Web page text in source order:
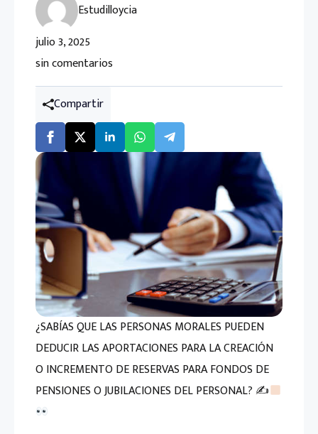
Estudilloycia
julio 3, 2025
sin comentarios
Compartir
¿SABÍAS QUE LAS PERSONAS MORALES PUEDEN
DEDUCIR LAS APORTACIONES PARA LA CREACIÓN
O INCREMENTO DE RESERVAS PARA FONDOS DE
PENSIONES O JUBILACIONES DEL PERSONAL? ✍